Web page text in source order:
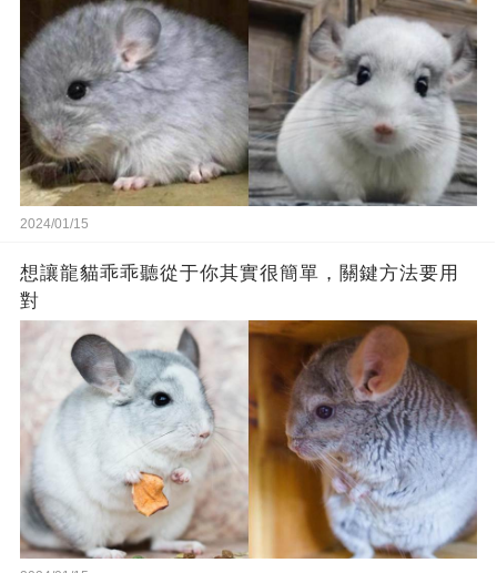
2024/01/15
想讓龍貓乖乖聽從于你其實很簡單，關鍵方法要用
對